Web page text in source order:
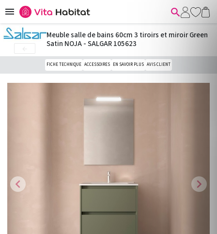
 
chevron_left chevron_right
Meuble salle de bains 60cm 3 tiroirs et miroir Green
Satin NOJA - SALGAR 105623
FICHE TECHNIQUE ACCESSOIRES EN SAVOIR PLUS AVIS CLIENT